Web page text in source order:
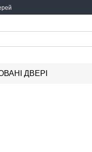
ДВЕРІ